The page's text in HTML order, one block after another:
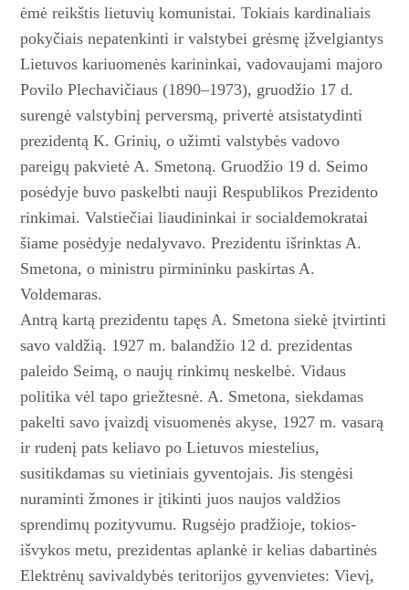
ėmė reikštis lietuvių komunistai. Tokiais kardinaliais
pokyčiais nepatenkinti ir valstybei grėsmę įžvelgiantys
Lietuvos kariuomenės karininkai, vadovaujami majoro
Povilo Plechavičiaus (1890–1973), gruodžio 17 d.
surengė valstybinį perversmą, privertė atsistatydinti
prezidentą K. Grinių, o užimti valstybės vadovo
pareigų pakvietė A. Smetoną. Gruodžio 19 d. Seimo
posėdyje buvo paskelbti nauji Respublikos Prezidento
rinkimai. Valstiečiai liaudininkai ir socialdemokratai
šiame posėdyje nedalyvavo. Prezidentu išrinktas A.
Smetona, o ministru pirmininku paskirtas A.
Voldemaras.
Antrą kartą prezidentu tapęs A. Smetona siekė įtvirtinti
savo valdžią. 1927 m. balandžio 12 d. prezidentas
paleido Seimą, o naujų rinkimų neskelbė. Vidaus
politika vėl tapo griežtesnė. A. Smetona, siekdamas
pakelti savo įvaizdį visuomenės akyse, 1927 m. vasarą
ir rudenį pats keliavo po Lietuvos miestelius,
susitikdamas su vietiniais gyventojais. Jis stengėsi
nuraminti žmones ir įtikinti juos naujos valdžios
sprendimų pozityvumu. Rugsėjo pradžioje, tokios­
išvykos metu, prezidentas aplankė ir kelias dabartinės
Elektrėnų savivaldybės teritorijos gyvenvietes: Vievį,